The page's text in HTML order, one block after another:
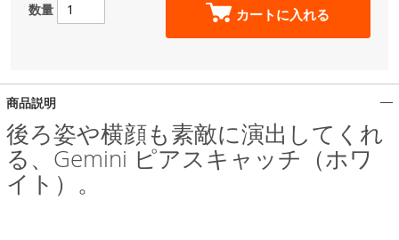
数量 カートに入れる
商品説明
後ろ姿や横顔も素敵に演出してくれ
る、Gemini ピアスキャッチ（ホワ
イト）。